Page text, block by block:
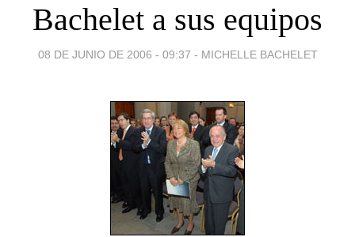
Bachelet a sus equipos
08 DE JUNIO DE 2006 - 09:37 - MICHELLE BACHELET